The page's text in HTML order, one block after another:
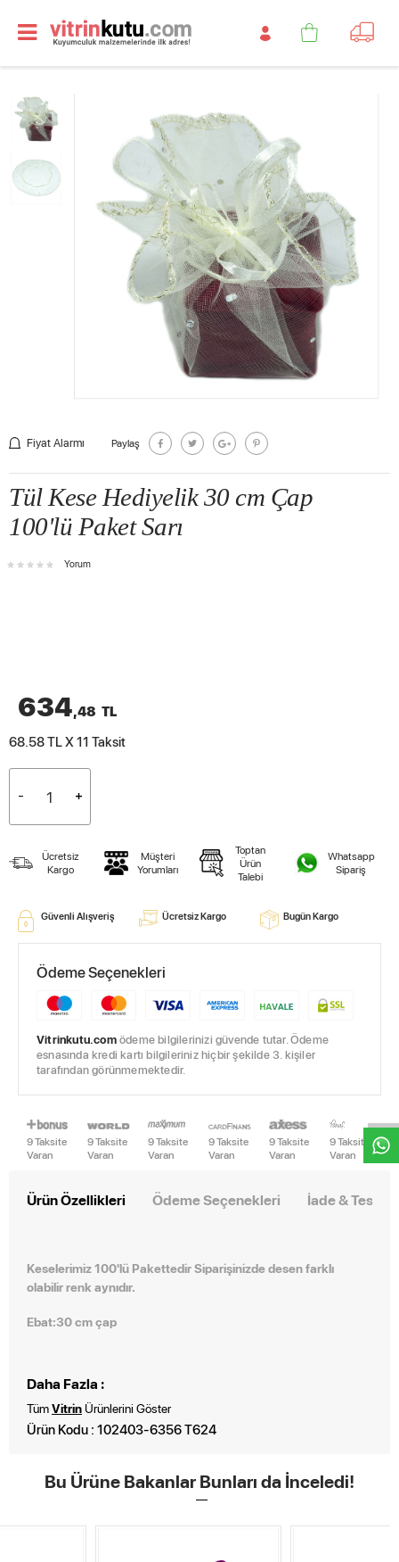
W
h
t
s
a
p
p
D
e
s
e
H
a
t
t
Fiyat Alarmı Paylaş
Tül Kese Hediyelik 30 cm Çap
100'lü Paket Sarı
Yorum
634,48 TL
68.58 TL X 11 Taksit
Ücretsiz
Kargo
Müşteri
Yorumları
Toptan
Ürün
Talebi
Whatsapp
Sipariş
Güvenli Alışveriş Ücretsiz Kargo Bugün Kargo
Ödeme Seçenekleri
Vitrinkutu.comödeme bilgilerinizi güvende tutar. Ödeme
esnasında kredi kartı bilgileriniz hiçbir şekilde 3. kişiler
tarafından görünmemektedir.
9 Taksite
Varan
9 Taksite
Varan
9 Taksite
Varan
9 Taksite
Varan
9 Taksite
Varan
9 Taksite
Varan
Ürün Özellikleri Ödeme Seçenekleri İade &
Keselerimiz 100'lü Pakettedir Siparişinizde desen farklı
olabilir renk aynıdır.
Ebat:30 cm çap
Daha Fazla :
TümVitrin Ürünlerini Göster
Ürün Kodu : 102403-6356 T624
Bu Ürüne Bakanlar Bunları da İnceledi!